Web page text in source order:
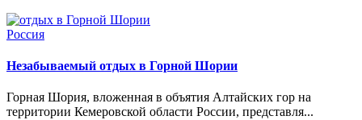
Россия
Незабываемый отдых в Горной Шории
Горная Шория, вложенная в объятия Алтайских гор на
территории Кемеровской области России, представля...